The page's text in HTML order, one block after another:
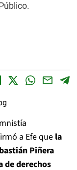
a Efe que la
Piñera
de derechos